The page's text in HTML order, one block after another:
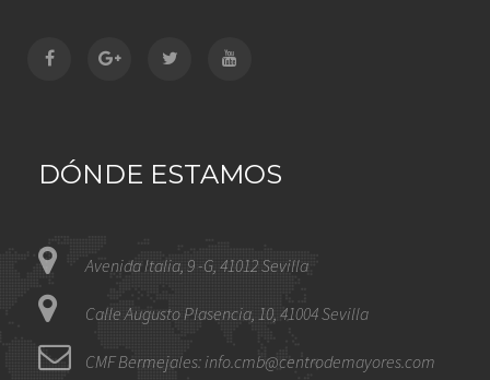
DÓNDE ESTAMOS
Avenida Italia, 9 -G, 41012 Sevilla
Calle Augusto Plasencia, 10, 41004 Sevilla
CMF Bermejales: info.cmb@centrodemayores.com